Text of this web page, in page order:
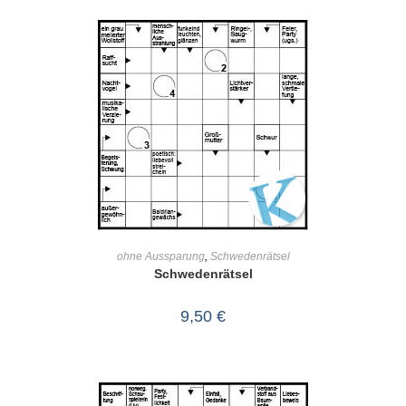
ohne Aussparung, Schwedenrätsel
Schwedenrätsel
9,50 €